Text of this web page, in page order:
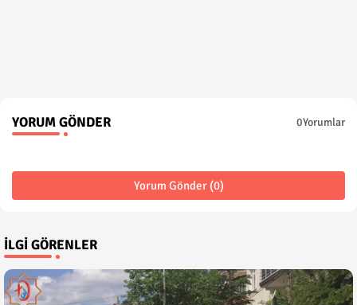
YORUM GÖNDER 0Yorumlar
Yorum Gönder (0)
İLGI GÖRENLER